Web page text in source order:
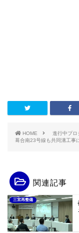
HOME 進行中プロ
葺合南23号線も共同溝工事
関連記事
三宮再整備